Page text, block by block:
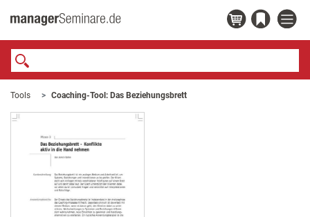
Tools Coaching-Tool: Das Beziehungsbrett